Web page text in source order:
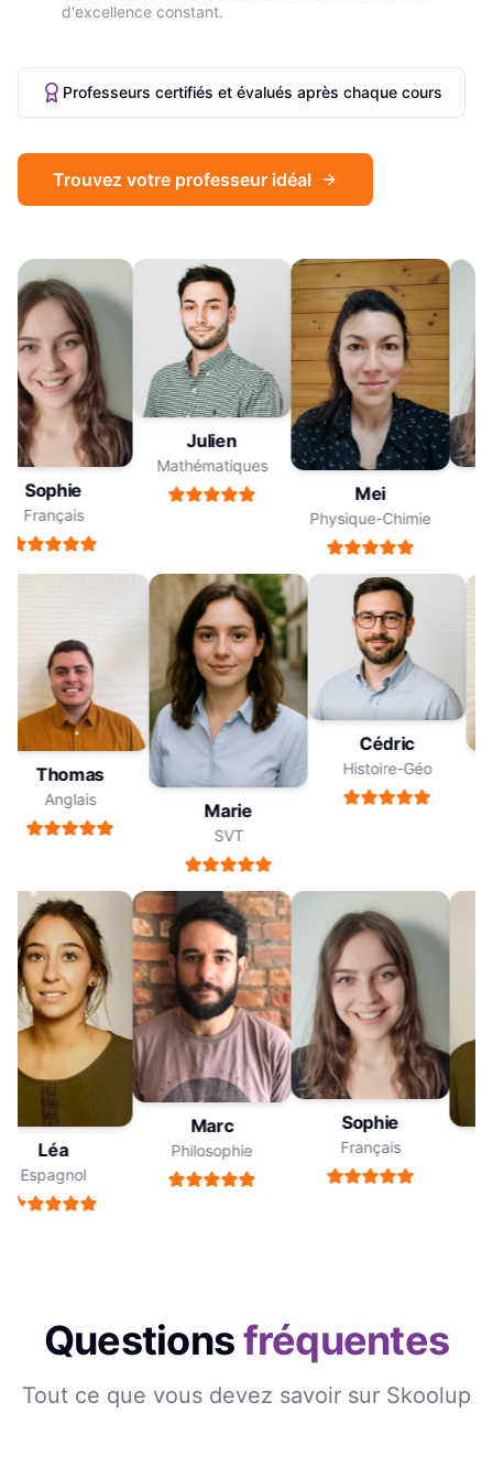
Sophie
Français
Julien
Mathématiques
Mei
Physique-Chimie
Thomas
Anglais
Marie
SVT
Cédric
Histoire-Géo
Léa
Espagnol
Marc
Philosophie
Sophie
Français
d'excellence constant.
Professeurs certifiés et évalués après chaque cours
Trouvez votre professeur idéal
Questionsfréquentes
Tout ce que vous devez savoir sur Skoolup